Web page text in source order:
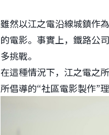
雖然以江之電沿線城鎮作
的電影。事實上，鐵路公
多挑戰。
在這種情況下，江之電之
所倡導的“社區電影製作”